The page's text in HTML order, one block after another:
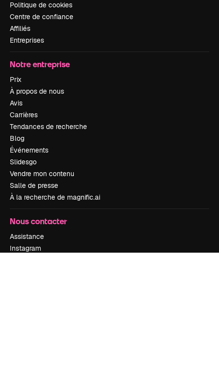
Politique de cookies
Centre de confiance
Affiliés
Entreprises
Notre entreprise
Prix
À propos de nous
Avis
Carrières
Tendances de recherche
Blog
Événements
Slidesgo
Vendre mon contenu
Salle de presse
À la recherche de magnific.ai
Nous contacter
Assistance
Instagram